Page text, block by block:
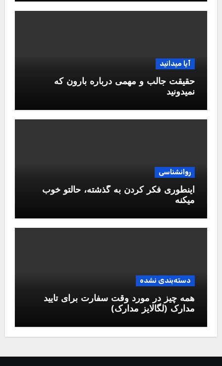
آیا میدانید
حقیقت جالب و مهمی درباره بارون که
نمیدونید
روانشناسی
اینطوری فکر کردن به گذشته، حالتو خوب
میکنه
دسته‌بندی نشده
همه چیز در مورد وقت سفارت برای تایید
مدارک (لگالایز مدارک)